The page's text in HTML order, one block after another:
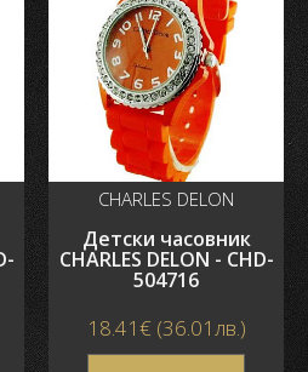
CHARLES DELON
Детски часовник
CHARLES DELON - CHD-
504716
18.41€ (36.01лв.)